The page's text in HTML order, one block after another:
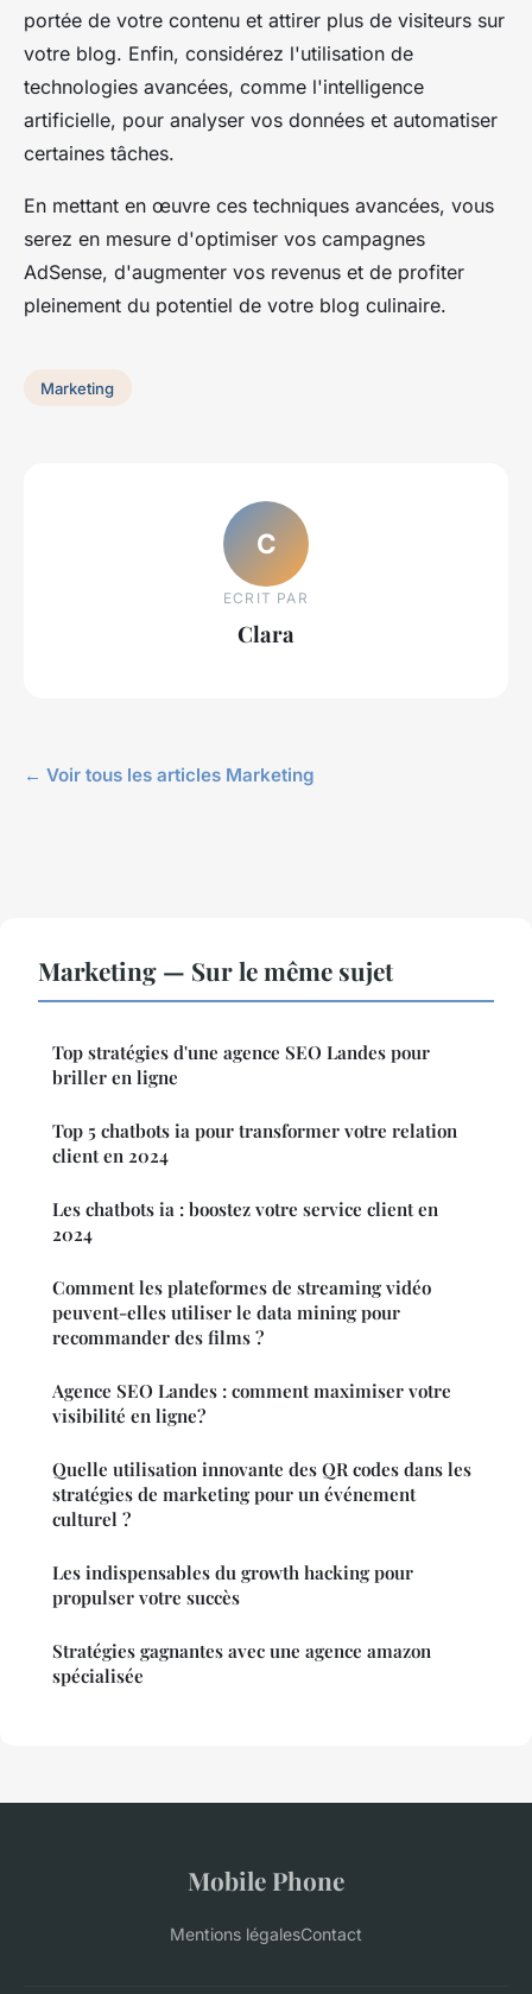
portée de votre contenu et attirer plus de visiteurs sur
votre blog. Enfin, considérez l'utilisation de
technologies avancées, comme l'intelligence
artificielle, pour analyser vos données et automatiser
certaines tâches.
En mettant en œuvre ces techniques avancées, vous
serez en mesure d'optimiser vos campagnes
AdSense, d'augmenter vos revenus et de profiter
pleinement du potentiel de votre blog culinaire.
Marketing
C
ECRIT PAR
Clara
← Voir tous les articles Marketing
Marketing — Sur le même sujet
Top stratégies d'une agence SEO Landes pour
briller en ligne
Top 5 chatbots ia pour transformer votre relation
client en 2024
Les chatbots ia : boostez votre service client en
2024
Comment les plateformes de streaming vidéo
peuvent-elles utiliser le data mining pour
recommander des films ?
Agence SEO Landes : comment maximiser votre
visibilité en ligne?
Quelle utilisation innovante des QR codes dans les
stratégies de marketing pour un événement
culturel ?
Les indispensables du growth hacking pour
propulser votre succès
Stratégies gagnantes avec une agence amazon
spécialisée
Mobile Phone
Mentions légalesContact